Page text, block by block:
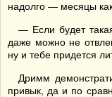
надолго — месяцы
— Если будет
даже можно не
ну и тебе придется
Дримм
привык, да и по